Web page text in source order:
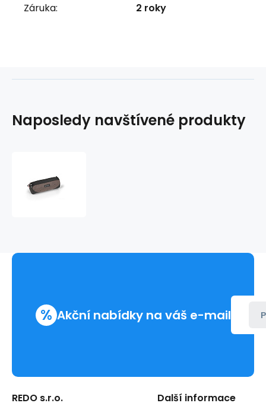
Záruka: 2 roky
Naposledy navštívené produkty
% Akční nabídky na váš e-mail
REDO s.r.o. Další informace